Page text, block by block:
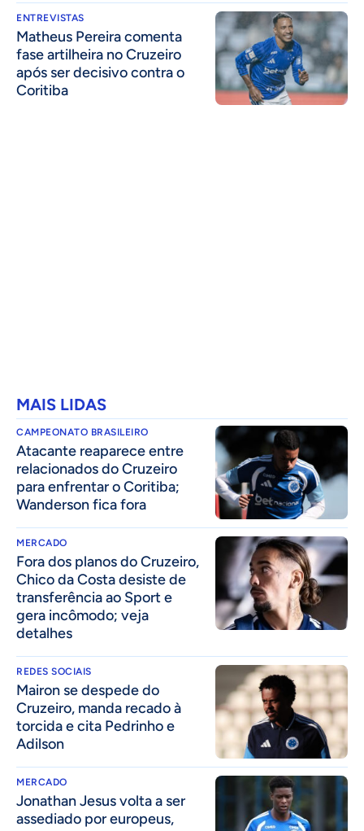
ENTREVISTAS
Matheus Pereira comenta
fase artilheira no Cruzeiro
após ser decisivo contra o
Coritiba
MAIS LIDAS
CAMPEONATO BRASILEIRO
Atacante reaparece entre
relacionados do Cruzeiro
para enfrentar o Coritiba;
Wanderson fica fora
MERCADO
Fora dos planos do Cruzeiro,
Chico da Costa desiste de
transferência ao Sport e
gera incômodo; veja
detalhes
REDES SOCIAIS
Mairon se despede do
Cruzeiro, manda recado à
torcida e cita Pedrinho e
Adilson
MERCADO
Jonathan Jesus volta a ser
assediado por europeus,